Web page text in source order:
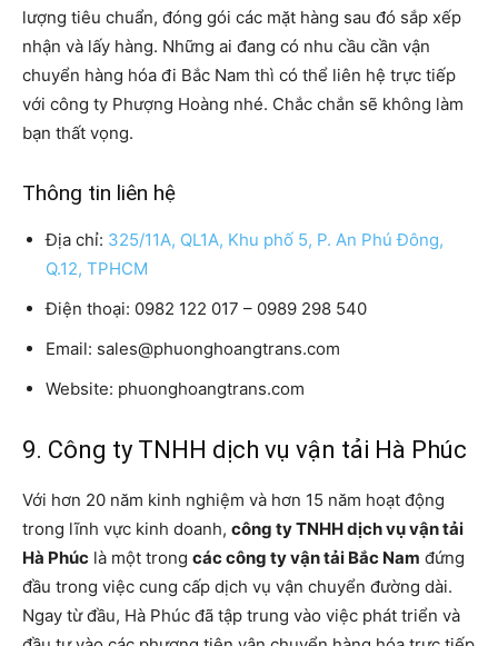
lượng tiêu chuẩn, đóng gói các mặt hàng sau đó sắp xếp
nhận và lấy hàng. Những ai đang có nhu cầu cần vận
chuyển hàng hóa đi Bắc Nam thì có thể liên hệ trực tiếp
với công ty Phượng Hoàng nhé. Chắc chắn sẽ không làm
bạn thất vọng.
Thông tin liên hệ
Địa chỉ: 325/11A, QL1A, Khu phố 5, P. An Phú Đông,
Q.12, TPHCM
Điện thoại: 0982 122 017 – 0989 298 540
Email: sales@phuonghoangtrans.com
Website: phuonghoangtrans.com
9. Công ty TNHH dịch vụ vận tải Hà Phúc
Với hơn 20 năm kinh nghiệm và hơn 15 năm hoạt động
trong lĩnh vực kinh doanh, công ty TNHH dịch vụ vận tải
Hà Phúc là một trong các công ty vận tải Bắc Nam đứng
đầu trong việc cung cấp dịch vụ vận chuyển đường dài.
Ngay từ đầu, Hà Phúc đã tập trung vào việc phát triển và